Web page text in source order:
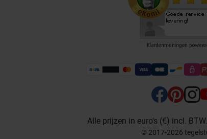
Alle prijzen in euro's (€) incl.
© 2017-2026